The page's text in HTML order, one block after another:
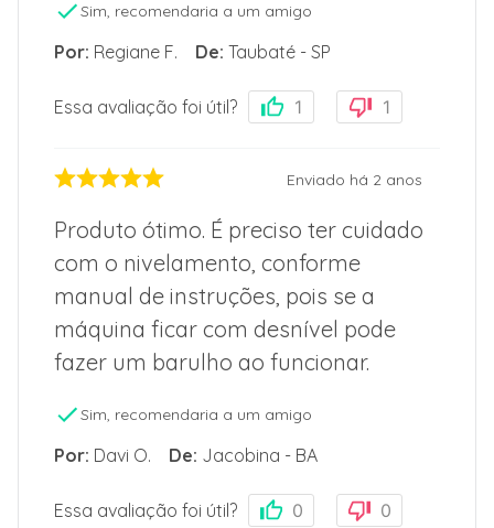
Sim, recomendaria a um amigo
Por: Regiane F. De: Taubaté - SP
Essa avaliação foi útil? 1 1
Enviado há 2 anos
Produto ótimo. É preciso ter cuidado
com o nivelamento, conforme
manual de instruções, pois se a
máquina ficar com desnível pode
fazer um barulho ao funcionar.
Sim, recomendaria a um amigo
Por: Davi O. De: Jacobina - BA
Essa avaliação foi útil? 0 0